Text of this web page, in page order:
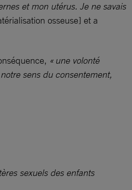
et mon utérus. Je ne savais
osseuse] et a
« une volonté
sens du consentement,
sexuels des enfants